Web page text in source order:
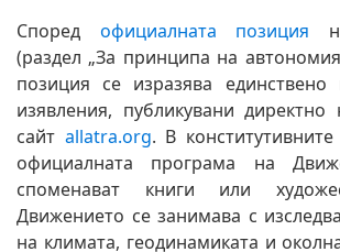
Според официалната позиция
(раздел „За принципа на
позиция се изразява
изявления, публикувани
сайт allatra.org. В
официалната програма на
споменават книги или
Движението се занимава с
на климата, геодинамиката и